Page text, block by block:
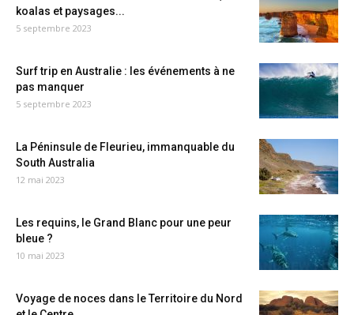
koalas et paysages...
5 septembre 2023
Surf trip en Australie : les événements à ne
pas manquer
5 septembre 2023
La Péninsule de Fleurieu, immanquable du
South Australia
12 mai 2023
Les requins, le Grand Blanc pour une peur
bleue ?
10 mai 2023
Voyage de noces dans le Territoire du Nord